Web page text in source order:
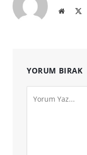
Website
YORUM BIRAK